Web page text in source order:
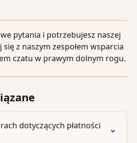
pytania i potrzebujesz naszej
z naszym zespołem wsparcia
czatu w prawym dolnym rogu.
dotyczących płatności